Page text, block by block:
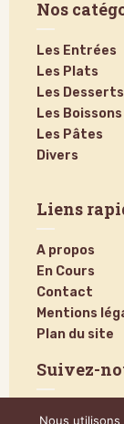
Nos
Les Entrées
Les Plats
Les Desserts
Les Boissons
Les Pâtes
Divers
Liens
A propos
En Cours
Contact
Mentions
Plan du site
Suivez-
Nous